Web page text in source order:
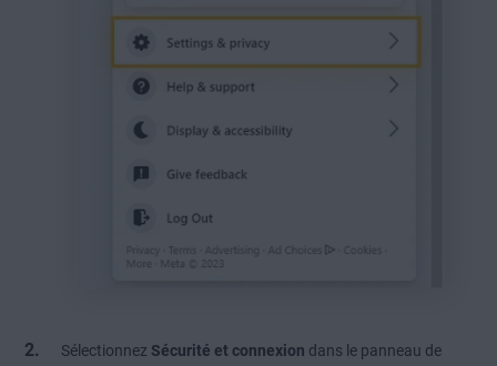
Sélectionnez Sécurité et connexion dans le panneau de